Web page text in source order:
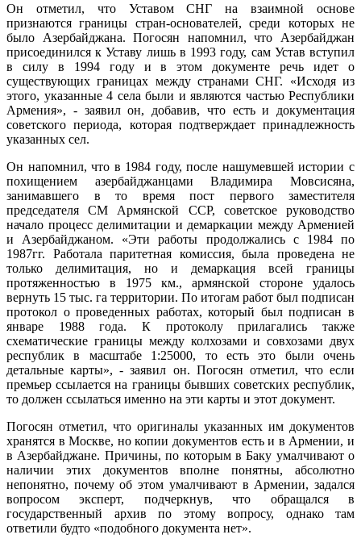
Он отметил, что Уставом СНГ на взаимной основе
признаются границы стран-основателей, среди которых не
было Азербайджана. Погосян напомнил, что Азербайджан
присоединился к Уставу лишь в 1993 году, сам Устав вступил
в силу в 1994 году и в этом документе речь идет о
существующих границах между странами СНГ. «Исходя из
этого, указанные 4 села были и являются частью Республики
Армения», - заявил он, добавив, что есть и документация
советского периода, которая подтверждает принадлежность
указанных сел.
Он напомнил, что в 1984 году, после нашумевшей истории с
похищением азербайджанцами Владимира Мовсисяна,
занимавшего в то время пост первого заместителя
председателя СМ Армянской ССР, советское руководство
начало процесс делимитации и демаркации между Арменией
и Азербайджаном. «Эти работы продолжались с 1984 по
1987гг. Работала паритетная комиссия, была проведена не
только делимитация, но и демаркация всей границы
протяженностью в 1975 км., армянской стороне удалось
вернуть 15 тыс. га территории. По итогам работ был подписан
протокол о проведенных работах, который был подписан в
январе 1988 года. К протоколу прилагались также
схематические границы между колхозами и совхозами двух
республик в масштабе 1:25000, то есть это были очень
детальные карты», - заявил он. Погосян отметил, что если
премьер ссылается на границы бывших советских республик,
то должен ссылаться именно на эти карты и этот документ.
Погосян отметил, что оригиналы указанных им документов
хранятся в Москве, но копии документов есть и в Армении, и
в Азербайджане. Причины, по которым в Баку умалчивают о
наличии этих документов вполне понятны, абсолютно
непонятно, почему об этом умалчивают в Армении, задался
вопросом эксперт, подчеркнув, что обращался в
государственный архив по этому вопросу, однако там
ответили будто «подобного документа нет».